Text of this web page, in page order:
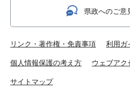
県政へのご意
リンク・著作権・免責事項 利用ガ
個人情報保護の考え方 ウェブアク
サイトマップ